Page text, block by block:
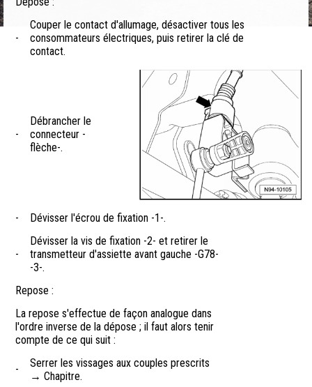
-
Couper le contact d'allumage, désactiver tous les
consommateurs électriques, puis retirer la clé de
contact.
-
Débrancher le
connecteur -
flèche-.
- Dévisser l'écrou de fixation -1-.
-
Dévisser la vis de fixation -2- et retirer le
transmetteur d'assiette avant gauche -G78-
-3-.
Repose :
La repose s'effectue de façon analogue dans
l'ordre inverse de la dépose ; il faut alors tenir
compte de ce qui suit :
-
Serrer les vissages aux couples prescrits
→ Chapitre.